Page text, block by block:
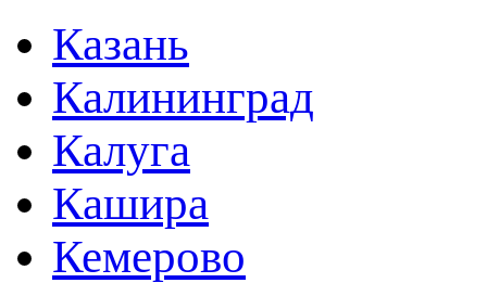
Казань
Калининград
Калуга
Кашира
Кемерово